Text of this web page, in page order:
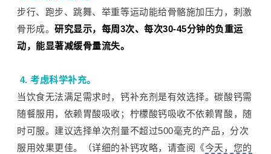
步行、跑步、跳舞、举重等运动能给骨骼施加压力，刺激
骨形成。研究显示，每周3次、每次30-45分钟的负重运
动，能显著减缓骨量流失。
4. 考虑科学补充。
当饮食无法满足需求时，钙补充剂是有效选择。碳酸钙需
随餐服用，依赖胃酸吸收；柠檬酸钙吸收不依赖胃酸，随
时可服。建议选择单次剂量不超过500毫克的产品，分次
服用效果更佳。（详细的补钙攻略，请查阅《今天，您的